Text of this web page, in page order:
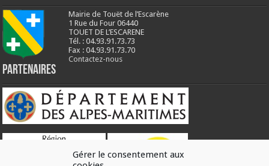
Gérer le consentement aux
Mairie de Touët de l’Escarène
1 Rue du Four 06440
TOUET DE L’ESCARENE
Tél. : 04.93.91.73.73
Fax : 04.93.91.73.70
Contactez-nous
Partenaires